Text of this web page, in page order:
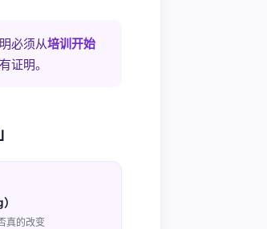
必须从培训开始
明。
真的改变